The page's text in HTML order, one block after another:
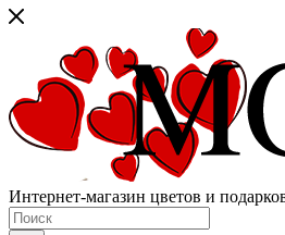
Интернет-магазин цветов и